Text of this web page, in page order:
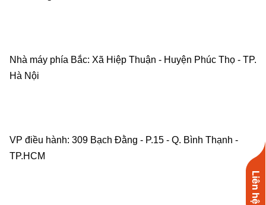
Liên hệ
Nhà máy phía Bắc: Xã Hiệp Thuận - Huyện Phúc Thọ - TP.
Hà Nội
VP điều hành: 309 Bạch Đằng - P.15 - Q. Bình Thạnh -
TP.HCM